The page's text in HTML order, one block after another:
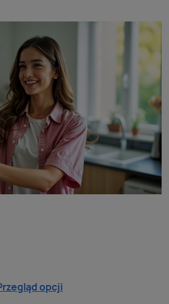
opcji